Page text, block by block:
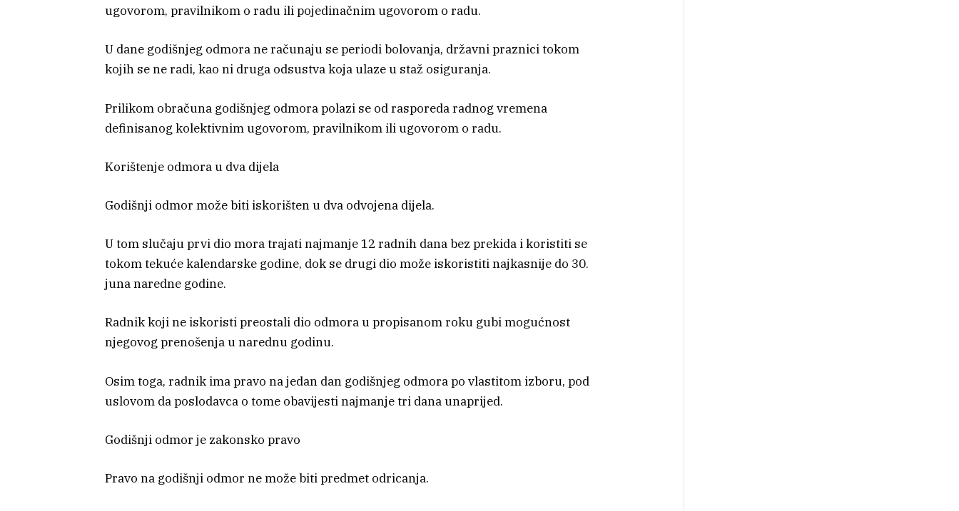
ugovorom, pravilnikom o radu ili pojedinačnim ugovorom o radu.
U dane godišnjeg odmora ne računaju se periodi bolovanja, državni praznici tokom
kojih se ne radi, kao ni druga odsustva koja ulaze u staž osiguranja.
Prilikom obračuna godišnjeg odmora polazi se od rasporeda radnog vremena
definisanog kolektivnim ugovorom, pravilnikom ili ugovorom o radu.
Korištenje odmora u dva dijela
Godišnji odmor može biti iskorišten u dva odvojena dijela.
U tom slučaju prvi dio mora trajati najmanje 12 radnih dana bez prekida i koristiti se
tokom tekuće kalendarske godine, dok se drugi dio može iskoristiti najkasnije do 30.
juna naredne godine.
Radnik koji ne iskoristi preostali dio odmora u propisanom roku gubi mogućnost
njegovog prenošenja u narednu godinu.
Osim toga, radnik ima pravo na jedan dan godišnjeg odmora po vlastitom izboru, pod
uslovom da poslodavca o tome obavijesti najmanje tri dana unaprijed.
Godišnji odmor je zakonsko pravo
Pravo na godišnji odmor ne može biti predmet odricanja.